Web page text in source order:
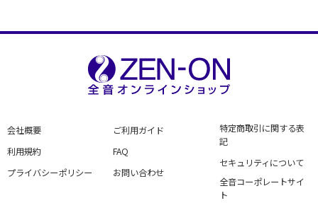
会社概要
利用規約
プライバシーポリシー
ご利用ガイド
FAQ
お問い合わせ
特定商取引に関する表
記
セキュリティについて
全音コーポレートサイ
ト